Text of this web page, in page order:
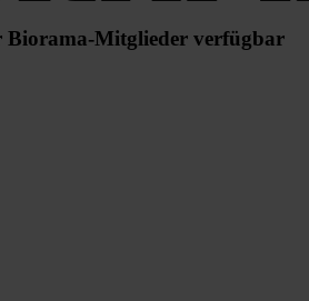
Biorama-Mitglieder verfügbar